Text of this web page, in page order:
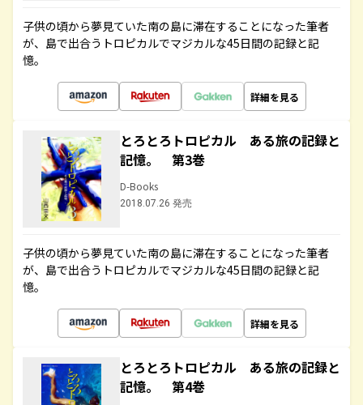
子供の頃から夢見ていた南の島に滞在することになった筆者
が、島で出合うトロピカルでマジカルな45日間の記録と記
憶。
詳細を見る
とろとろトロピカル ある旅の記録と
記憶。 第3巻
D-Books
2018.07.26 発売
子供の頃から夢見ていた南の島に滞在することになった筆者
が、島で出合うトロピカルでマジカルな45日間の記録と記
憶。
詳細を見る
とろとろトロピカル ある旅の記録と
記憶。 第4巻